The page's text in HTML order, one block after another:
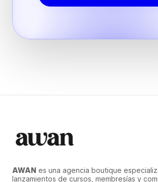
AWAN es una agencia boutique
lanzamientos de cursos, membresías y